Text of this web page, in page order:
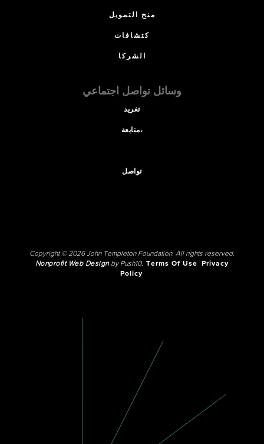
منح التمويل
كتشافات
الشركا
وسائل تواصل اجتماعي
تغريد
متابعة،
تواصل
Copyright © 2026 John Templeton Foundation. All rights reserved.
Nonprofit Web Designby Push10. Terms Of Use
Privacy
Policy